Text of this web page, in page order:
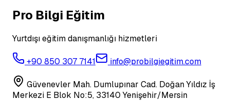
Pro Bilgi Eğitim
Yurtdışı eğitim danışmanlığı hizmetleri
+90 850 307 7141 info@probilgiegitim.com
Güvenevler Mah. Dumlupınar Cad. Doğan Yıldız İş
Merkezi E Blok No:5, 33140 Yenişehir/Mersin